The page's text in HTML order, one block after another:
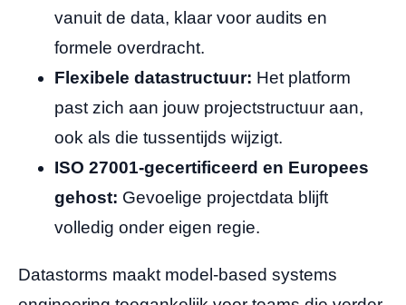
vanuit de data, klaar voor audits en
formele overdracht.
Flexibele datastructuur: Het platform
past zich aan jouw projectstructuur aan,
ook als die tussentijds wijzigt.
ISO 27001-gecertificeerd en Europees
gehost: Gevoelige projectdata blijft
volledig onder eigen regie.
Datastorms maakt model-based systems